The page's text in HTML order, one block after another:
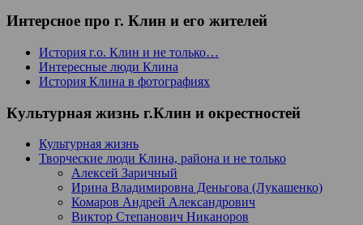
Интерсное про г. Клин и его жителей
История г.о. Клин и не только…
Интересные люди Клина
История Клина в фотографиях
Культурная жизнь г.Клин и окрестностей
Культурная жизнь
Творческие люди Клина, района и не только
Алексей Заричный
Ирина Владимировна Деньгова (Лукашенко)
Комаров Андрей Александрович
Виктор Степанович Никаноров